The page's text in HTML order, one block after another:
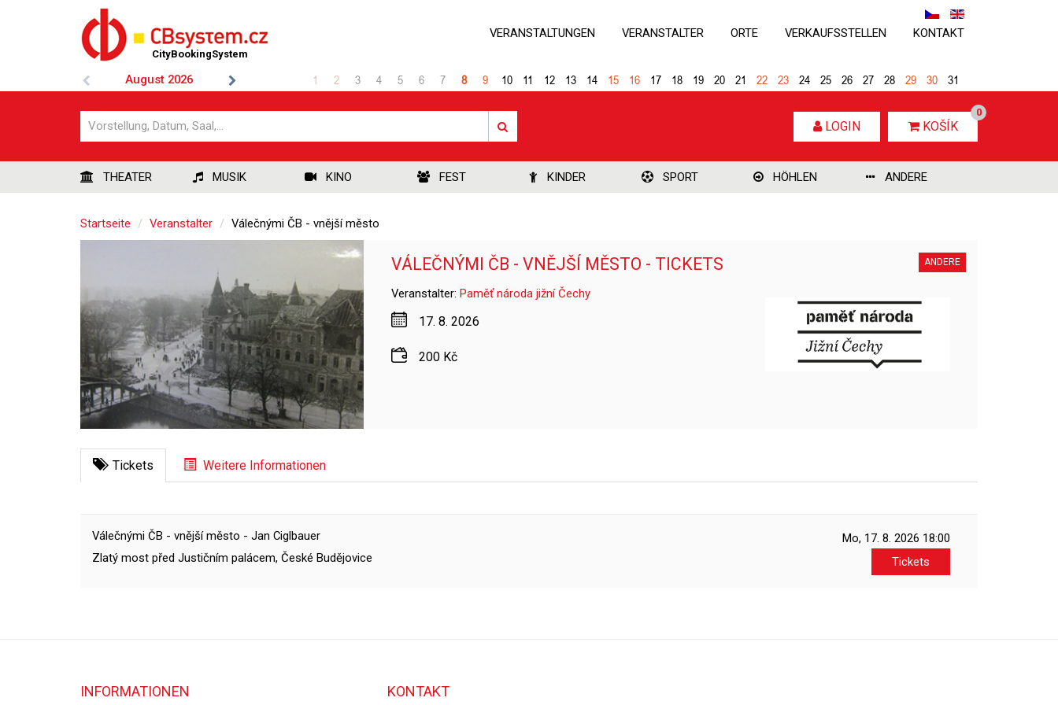
CityBookingSystem
VERANSTALTUNGEN VERANSTALTER ORTE VERKAUFSSTELLEN KONTAKT
LOGIN KOŠÍK
0
August 2026 1 2 3 4 5 6 7 8 9 10 11 12 13 14 15 16 17 18 19 20 21 22 23 24 25 26 27 28 29 30 31
THEATER MUSIK KINO FEST KINDER SPORT HÖHLEN ANDERE
Startseite Veranstalter Válečnými ČB - vnější město
VÁLEČNÝMI ČB - VNĚJŠÍ MĚSTO - TICKETS
Veranstalter: Paměť národa jižní Čechy
17. 8. 2026
200 Kč
ANDERE
Tickets Weitere Informationen
Válečnými ČB - vnější město - Jan Ciglbauer
Zlatý most před Justičním palácem, České Budějovice
Mo, 17. 8. 2026 18:00
Tickets
INFORMATIONEN KONTAKT